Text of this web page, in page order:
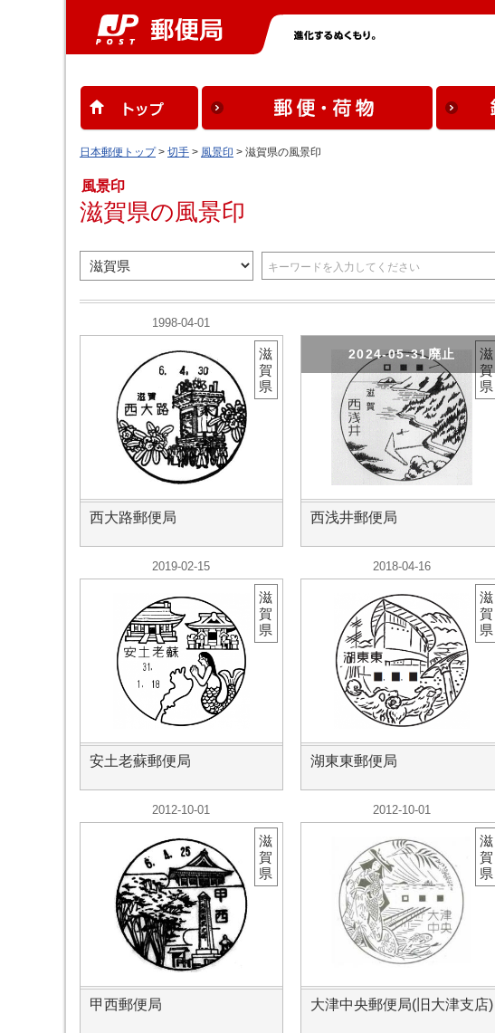
日本郵便トップ> 切手 > 風景印 > 滋賀県の風景印
風景印
滋賀県の風景印
1998-04-01
西大路郵便局
滋
賀
県
西浅井郵便局
2024-05-31廃止
滋
賀
県
2019-02-15
安土老蘇郵便局
滋
賀
県
2018-04-16
湖東東郵便局
滋
賀
県
2012-10-01
甲西郵便局
滋
賀
県
2012-10-01
大津中央郵便局(旧大津支店)
滋
賀
県